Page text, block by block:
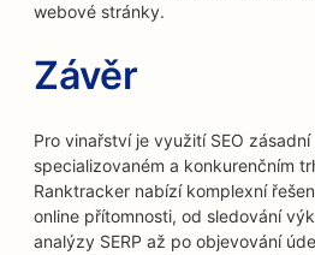
webové stránky.
Závěr
Pro vinařství je využití SEO
specializovaném a konkurenčním
Ranktracker nabízí komplexní
online přítomnosti, od sledování
analýzy SERP až po objevování